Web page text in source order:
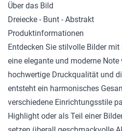
Über das Bild
Dreiecke - Bunt - Abstrakt
Produktinformationen
Entdecken Sie stilvolle Bilder mit
eine elegante und moderne Note
hochwertige Druckqualität und
entsteht ein harmonisches
verschiedene Einrichtungsstile
Highlight oder als Teil einer